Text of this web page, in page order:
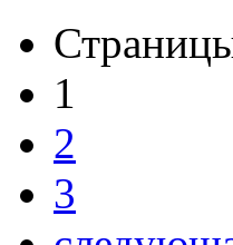
1
2
3